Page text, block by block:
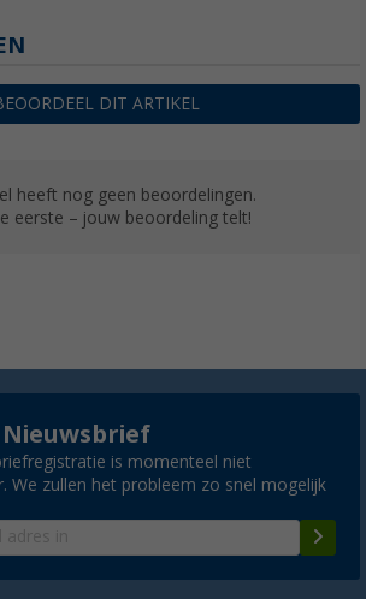
DIT ARTIKEL
heeft nog geen beoordelingen.
eerste – jouw beoordeling telt!
is momenteel niet
We zullen het probleem zo snel mogelijk